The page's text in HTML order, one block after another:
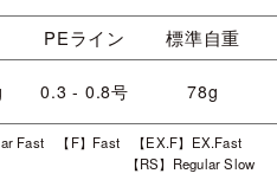
PEライン 標準自重
0.3 - 0.8号 78g
Fast 【F】Fast 【EX.F】EX.Fast
【RS】Regular Slow